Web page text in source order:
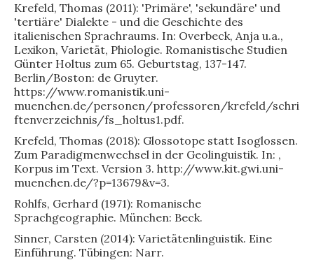
Krefeld, Thomas (2011): 'Primäre', 'sekundäre' und
'tertiäre' Dialekte - und die Geschichte des
italienischen Sprachraums. In: Overbeck, Anja u.a.,
Lexikon, Varietät, Phiologie. Romanistische Studien
Günter Holtus zum 65. Geburtstag, 137-147.
Berlin/Boston: de Gruyter.
https://www.romanistik.uni-
muenchen.de/personen/professoren/krefeld/schri
ftenverzeichnis/fs_holtus1.pdf.
Krefeld, Thomas (2018): Glossotope statt Isoglossen.
Zum Paradigmenwechsel in der Geolinguistik. In: ,
Korpus im Text. Version 3. http://www.kit.gwi.uni-
muenchen.de/?p=13679&v=3.
Rohlfs, Gerhard (1971): Romanische
Sprachgeographie. München: Beck.
Sinner, Carsten (2014): Varietätenlinguistik. Eine
Einführung. Tübingen: Narr.